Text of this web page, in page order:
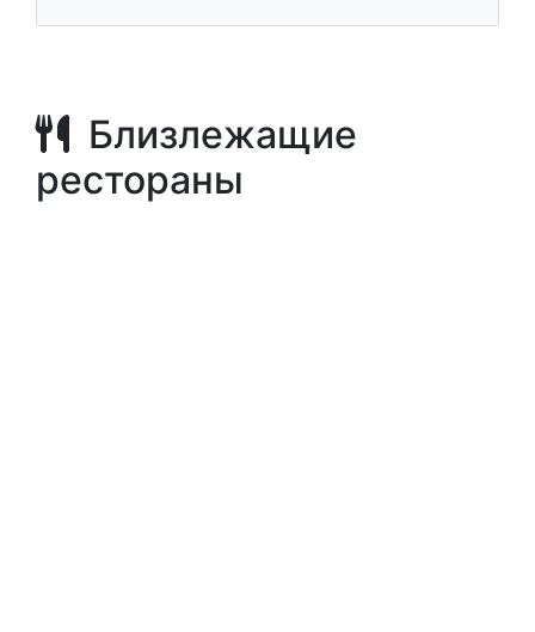
Близлежащие
рестораны